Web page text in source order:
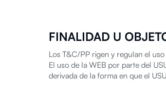
FINALIDAD U
Los T&C/PP rigen y regulan el
El uso de la WEB por parte del
derivada de la forma en que el